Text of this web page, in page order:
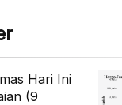
Hari Ini
(9